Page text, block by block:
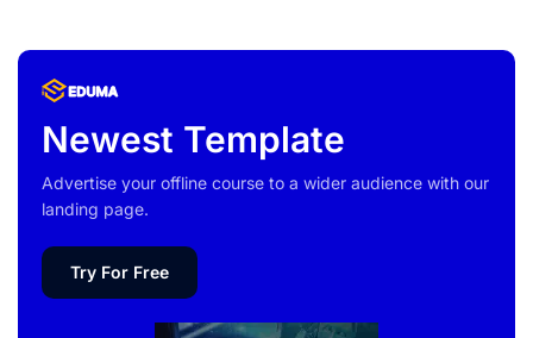
Newest Template
Advertise your offline course to a wider audience with our
landing page.
Try For Free